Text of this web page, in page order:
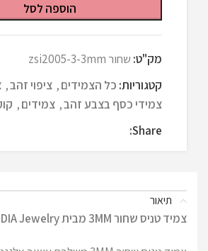
הוספה לסל
מק"ט: שחור zsi2005-3-3mm
קטגוריות: כל הצמידים, ציפוי זהב,
צמידי כסף בצבע זהב, צמידים,
Share:
תיאור
צמיד טניס שחור 3MM מבית UDIA Jewelry